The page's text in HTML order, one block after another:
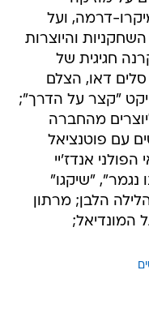
דרמה, ועל
והיוצרות
חגיגית של
סלים דאו, הצלם
"קצר על הדרך";
מהחברה
עם פוטנציאל
אנדז'יי
נגמר", "שיקגו"
הלבן; מרתון
המונדיאל;